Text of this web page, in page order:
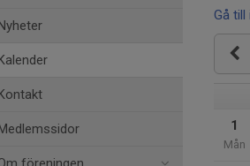
Gå till
1
Mån